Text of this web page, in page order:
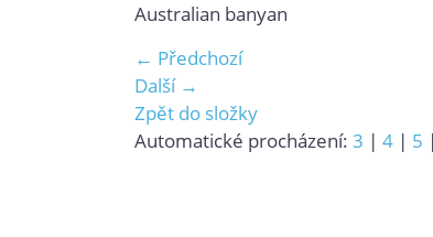
Australian banyan
← Předchozí
Další →
Zpět do složky
Automatické procházení: 3 | 4 | 5 |